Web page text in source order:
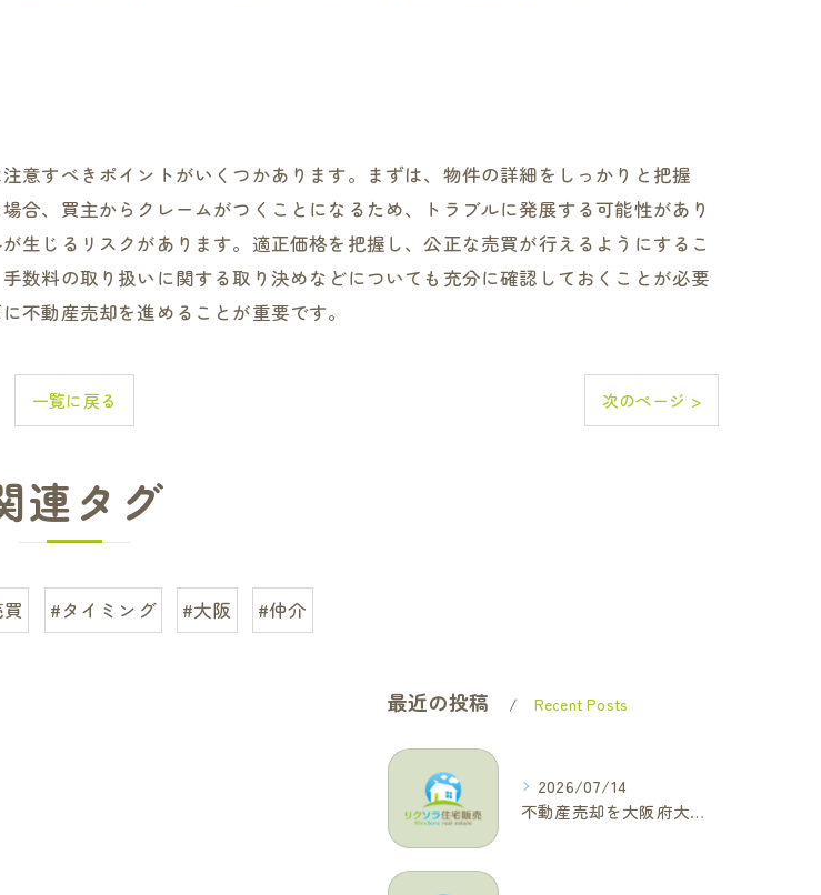
意すべきポイントがいくつかあります。まずは、物件の詳細をしっかりと把握
合、買主からクレームがつくことになるため、トラブルに発展する可能性があり
生じるリスクがあります。適正価格を把握し、公正な売買が行えるようにするこ
数料の取り扱いに関する取り決めなどについても充分に確認しておくことが必要
不動産売却を進めることが重要です。
一覧に戻る 次のページ >
連タグ
#タイミング #大阪 #仲介
最近の投稿 Recent Posts
2026/07/14
不動産売却を大阪府大東市で成功へ導くためのAIOに適した基本コラム